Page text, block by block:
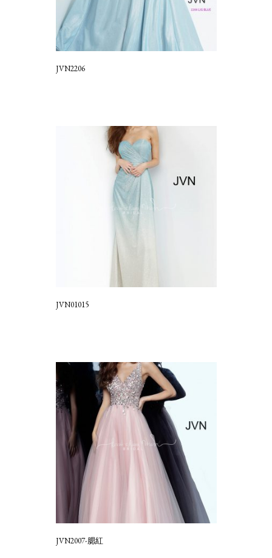
JVN2206
JVN01015
JVN2007-腮紅